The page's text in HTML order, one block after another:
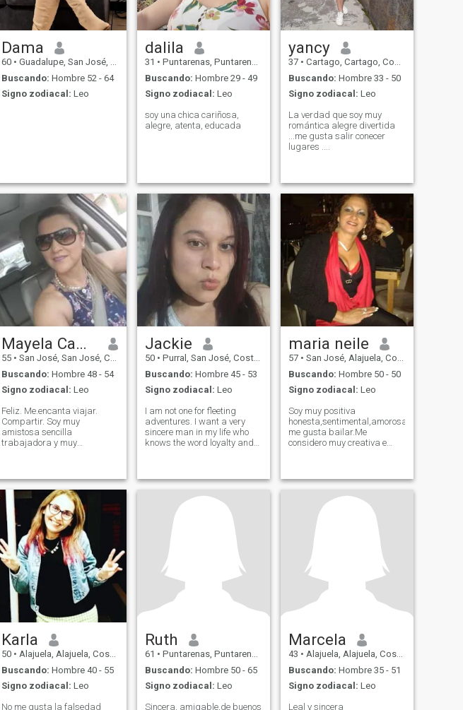
Dama
60 • Guadalupe, San José, Costa Rica
Buscando: Hombre 52 - 64
Signo zodiacal: Leo
dalila
31 • Puntarenas, Puntarenas, Costa Rica
Buscando: Hombre 29 - 49
Signo zodiacal: Leo
soy una chica cariñosa,
alegre, atenta, educada
yancy
37 • Cartago, Cartago, Costa Rica
Buscando: Hombre 33 - 50
Signo zodiacal: Leo
La verdad que soy muy
romántica alegre divertida
...me gusta salir conecer
lugares ....
Mayela Camacho
55 • San José, San José, Costa Rica
Buscando: Hombre 48 - 54
Signo zodiacal: Leo
Feliz. Me.encanta viajar.
Compartir. Soy muy
amistosa sencilla
trabajadora y muy
ser feliz es mi meta.
Jackie
50 • Purral, San José, Costa Rica
Buscando: Hombre 45 - 53
Signo zodiacal: Leo
I am not one for fleeting
adventures. I want a very
sincere man in my life who
knows the word loyalty and
maria neile
57 • San José, Alajuela, Costa Rica
Buscando: Hombre 50 - 50
Signo zodiacal: Leo
Soy muy positiva
honesta,sentimental,amorosa.
me gusta bailar.Me
considero muy creativa e
Karla
50 • Alajuela, Alajuela, Costa Rica
Buscando: Hombre 40 - 55
Signo zodiacal: Leo
No me gusta la falsedad
Ruth
61 • Puntarenas, Puntarenas, Costa Rica
Buscando: Hombre 50 - 65
Signo zodiacal: Leo
Sincera, amigable,de buenos
Marcela
43 • Alajuela, Alajuela, Costa Rica
Buscando: Hombre 35 - 51
Signo zodiacal: Leo
Leal y sincera